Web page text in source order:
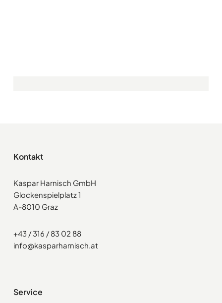
Kontakt
Kaspar Harnisch GmbH
Glockenspielplatz 1
A-8010 Graz
+43 / 316 / 83 02 88
info@kasparharnisch.at
Service